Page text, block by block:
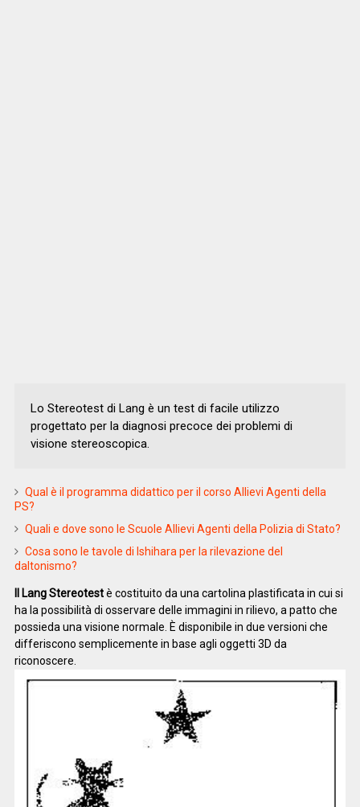
Lo Stereotest di Lang è un test di facile utilizzo
progettato per la diagnosi precoce dei problemi di
visione stereoscopica.
Qual è il programma didattico per il corso Allievi Agenti della
PS?
Quali e dove sono le Scuole Allievi Agenti della Polizia di Stato?
Cosa sono le tavole di Ishihara per la rilevazione del
daltonismo?
Il Lang Stereotestè costituito da una cartolina plastificata in cui si
ha la possibilità di osservare delle immagini in rilievo, a patto che
possieda una visione normale. È disponibile in due versioni che
differiscono semplicemente in base agli oggetti 3D da
riconoscere.